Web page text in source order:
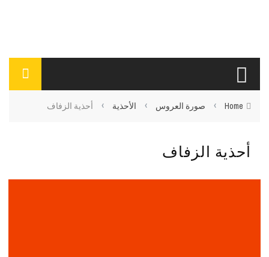
Home
› صورة العروس › الأحذية › أحذية الزفاف
أحذية الزفاف